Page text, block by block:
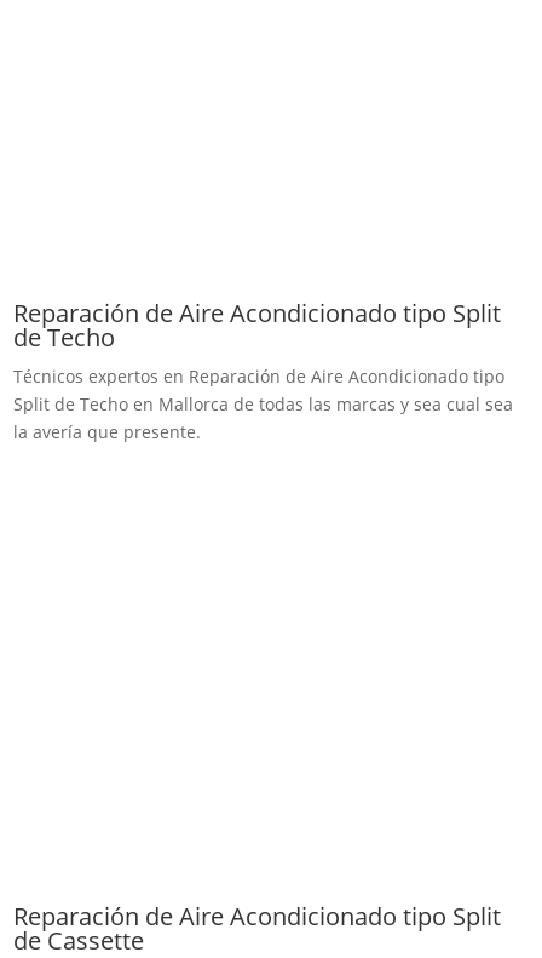
Reparación de Aire Acondicionado tipo Split
de Techo
Técnicos expertos en Reparación de Aire Acondicionado tipo
Split de Techo en Mallorca de todas las marcas y sea cual sea
la avería que presente.
Reparación de Aire Acondicionado tipo Split
de Cassette